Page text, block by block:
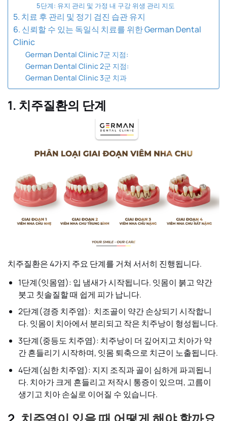
5단계: 유지 관리 및 가정 내 구강 위생 관리 지도
5. 치료 후 관리 및 정기 검진 습관 유지
6. 신뢰할 수 있는 독일식 치료를 위한 German Dental
Clinic
German Dental Clinic 7군 지점:
German Dental Clinic 2군 지점:
German Dental Clinic 3군 치과
1. 치주질환의 단계
치주질환은 4가지 주요 단계를 거쳐 서서히 진행됩니다.
1단계(잇몸염): 입 냄새가 시작됩니다. 잇몸이 붉고 약간
붓고 칫솔질할 때 쉽게 피가 납니다.
2단계(경증 치주염): 치조골이 약간 손상되기 시작합니
다. 잇몸이 치아에서 분리되고 작은 치주낭이 형성됩니다.
3단계(중등도 치주염): 치주낭이 더 깊어지고 치아가 약
간 흔들리기 시작하며, 잇몸 퇴축으로 치근이 노출됩니다.
4단계(심한 치주염): 지지 조직과 골이 심하게 파괴됩니
다. 치아가 크게 흔들리고 저작시 통증이 있으며, 고름이
생기고 치아 손실로 이어질 수 있습니다.